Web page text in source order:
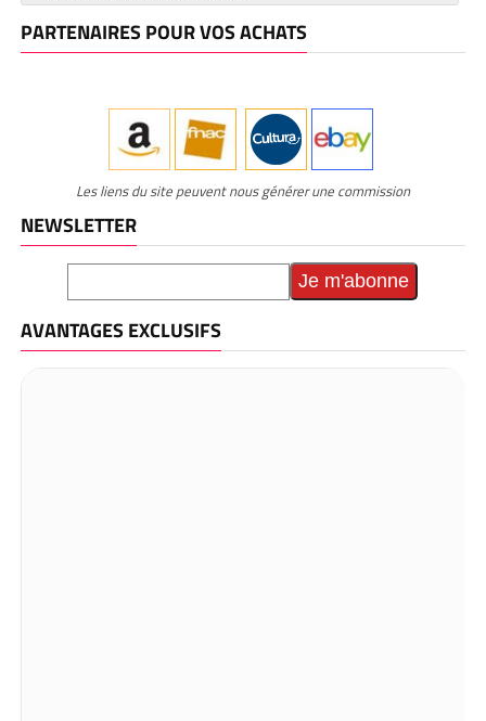
PARTENAIRES POUR VOS ACHATS
Les liens du site peuvent nous générer une commission
NEWSLETTER
AVANTAGES EXCLUSIFS